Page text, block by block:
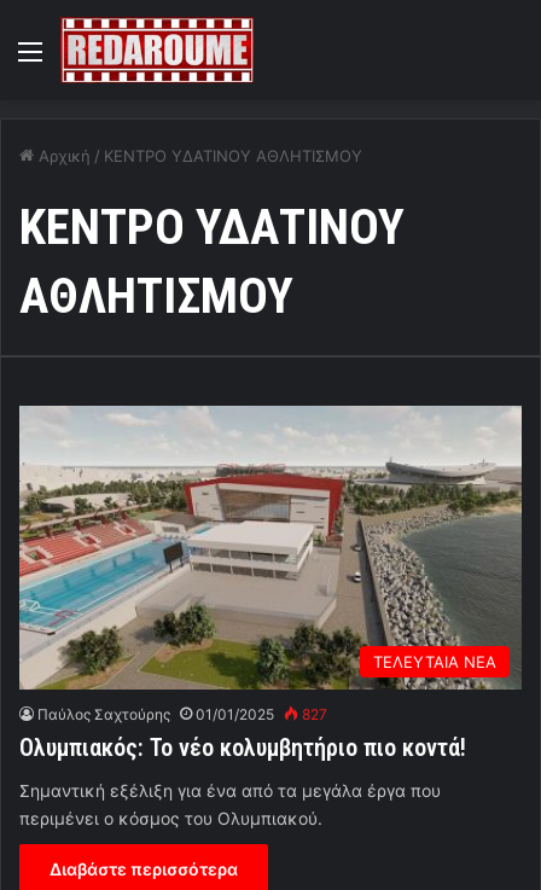
Menu
Αρχική / ΚΕΝΤΡΟ ΥΔΑΤΙΝΟΥ ΑΘΛΗΤΙΣΜΟΥ
ΚΕΝΤΡΟ ΥΔΑΤΙΝΟΥ
ΑΘΛΗΤΙΣΜΟΥ
ΤΕΛΕΥΤΑΙΑ ΝΕΑ
Παύλος Σαχτούρης 01/01/2025 827
Ολυμπιακός: Το νέο κολυμβητήριο πιο κοντά!
Σημαντική εξέλιξη για ένα από τα μεγάλα έργα που
περιμένει ο κόσμος του Ολυμπιακού.
Διαβάστε περισσότερα